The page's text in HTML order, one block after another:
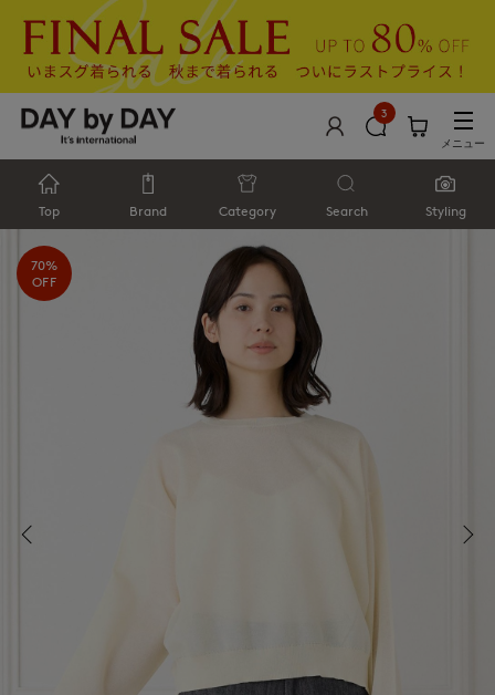
3
メニュー
Top Brand Category Search Styling
70%
OFF